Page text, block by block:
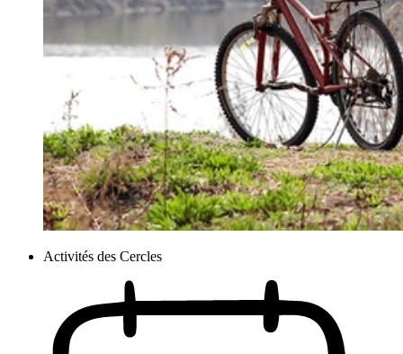
Activités des Cercles